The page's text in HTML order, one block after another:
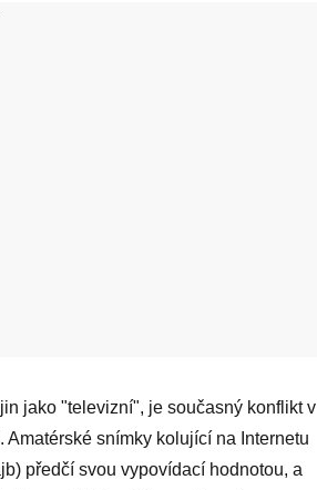
jako "televizní", je současný konflikt v
Amatérské snímky kolující na Internetu
předčí svou vypovídací hodnotou, a